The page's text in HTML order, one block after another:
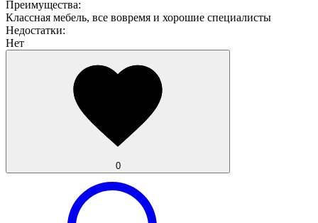
Преимущества:
Классная мебель, все вовремя и хорошие специалисты
Недостатки:
Нет
0